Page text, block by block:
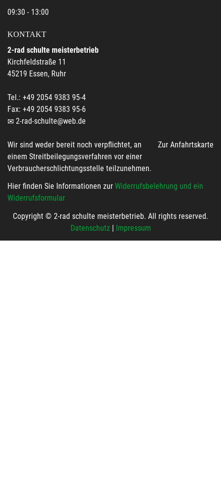
09:30 - 13:00
KONTAKT
2-rad schulte meisterbetrieb
Kirchfeldstraße 11
45219 Essen, Ruhr
Tel.: +49 2054 9383 95-4
Fax: +49 2054 9383 95-6
2-rad-schulte@web.de
Zur Anfahrtskarte
Wir sind weder bereit noch verpflichtet, an
einem Streitbeilegungsverfahren vor einer
Verbraucherschlichtungsstelle teilzunehmen.
Hier finden Sie Informationen zur Widerrufsbelehrung und ein
Widerrufsformular
Copyright © 2-rad schulte meisterbetrieb. All rights reserved.
Datenschutz| Impressum